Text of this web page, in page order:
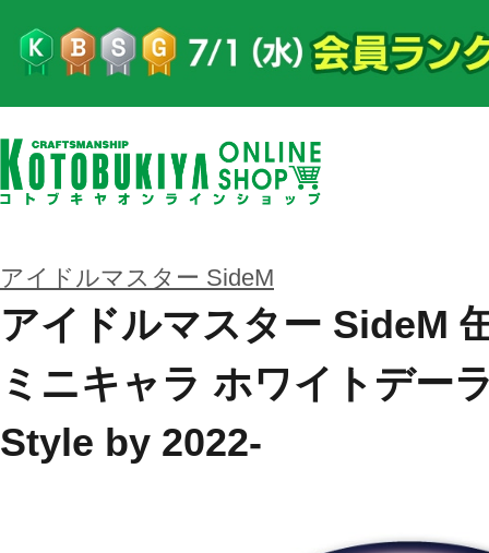
アイドルマスター SideM
アイドルマスター SideM
ミニキャラ ホワイトデー
Style by 2022-